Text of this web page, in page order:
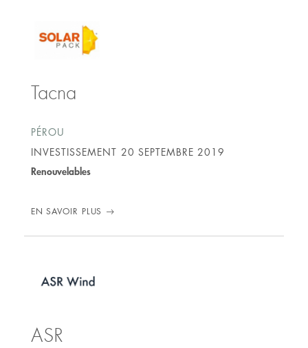
Tacna
PÉROU
INVESTISSEMENT 20 SEPTEMBRE 2019
Renouvelables
EN SAVOIR PLUS
ASR